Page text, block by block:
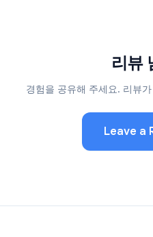
Chrome Web Store Review
리뷰
경험을 공유해 주세요. 리뷰
Leave a